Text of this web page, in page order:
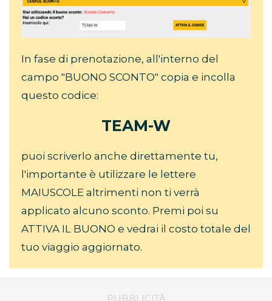
In fase di prenotazione, all'interno del
campo "BUONO SCONTO" copia e incolla
questo codice:
TEAM-W
puoi scriverlo anche direttamente tu,
l'importante è utilizzare le lettere
MAIUSCOLE altrimenti non ti verrà
applicato alcuno sconto. Premi poi su
ATTIVA IL BUONO e vedrai il costo totale del
tuo viaggio aggiornato.